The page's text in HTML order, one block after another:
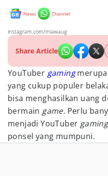
News Channel
instagram.com/miawaug
Share Article
YouTuber gaming
yang cukup populer
bisa menghasilkan uang
bermain game. Perlu
menjadi YouTuber
ponsel yang mumpuni.